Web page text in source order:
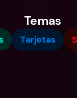
Temas
Tarjetas